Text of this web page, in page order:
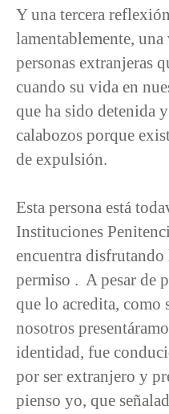
Y una tercera
lamentablemente, una
personas extranjeras
cuando su vida en
que ha sido detenida
calabozos porque
de expulsión.
Esta persona está
Instituciones
encuentra disfrutando
permiso . A pesar de
que lo acredita, como
nosotros
identidad, fue
por ser extranjero y
pienso yo, que